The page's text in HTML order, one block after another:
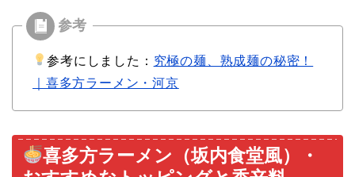
参考にしました： 究極の麺、熟成麺の秘密！
｜喜多方ラーメン・河京
喜多方ラーメン（坂内食堂風）・